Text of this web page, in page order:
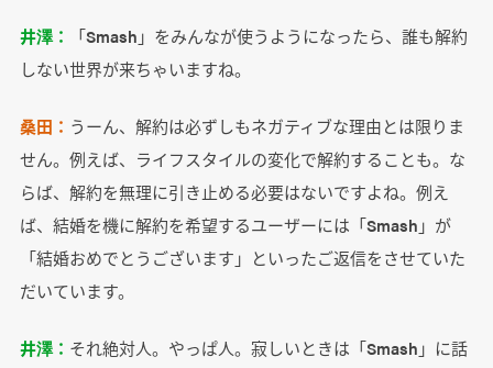
井澤：
「Smash」をみんなが使うようになったら、誰も解約
しない世界が来ちゃいますね。
桑田： うーん、解約は必ずしもネガティブな理由とは限りま
せん。例えば、ライフスタイルの変化で解約することも。な
らば、解約を無理に引き止める必要はないですよね。例え
ば、結婚を機に解約を希望するユーザーには「Smash」が
「結婚おめでとうございます」といったご返信をさせていた
だいています。
井澤： それ絶対人。やっぱ人。寂しいときは「Smash」に話